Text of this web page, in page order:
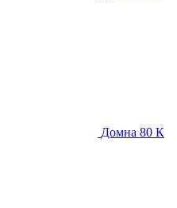
Домна 80 К